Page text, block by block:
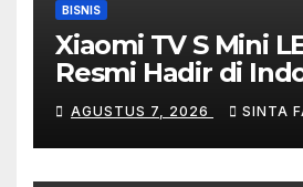
BISNIS
Xiaomi TV S Mini
Resmi Hadir di
Bikin Nonton,
hingga WFH Makin
AGUSTUS 7, 2026 SINTA